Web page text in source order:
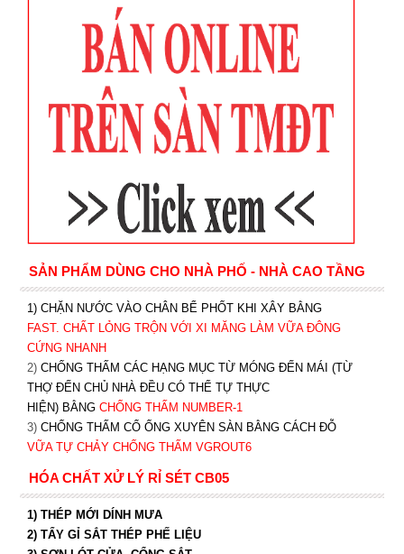
SẢN PHẨM DÙNG CHO NHÀ PHỐ - NHÀ CAO TẦNG
1) CHẶN NƯỚC VÀO CHÂN BỂ PHỐT KHI XÂY BẰNG
FAST. CHẤT LỎNG TRỘN VỚI XI MĂNG LÀM VỮA ĐÔNG
CỨNG NHANH
2) CHỐNG THẤM CÁC HẠNG MỤC TỪ MÓNG ĐẾN MÁI (TỪ
THỢ ĐẾN CHỦ NHÀ ĐỀU CÓ THỂ TỰ THỰC
HIỆN) BẰNG CHỐNG THẤM NUMBER-1
3) CHỐNG THẤM CỔ ỐNG XUYÊN SÀN BẰNG CÁCH ĐỖ
VỮA TỰ CHẢY CHỐNG THẤM VGROUT6
HÓA CHẤT XỬ LÝ RỈ SÉT CB05
1) THÉP MỚI DÍNH MƯA
2) TẨY GỈ SẮT THÉP PHẾ LIỆU